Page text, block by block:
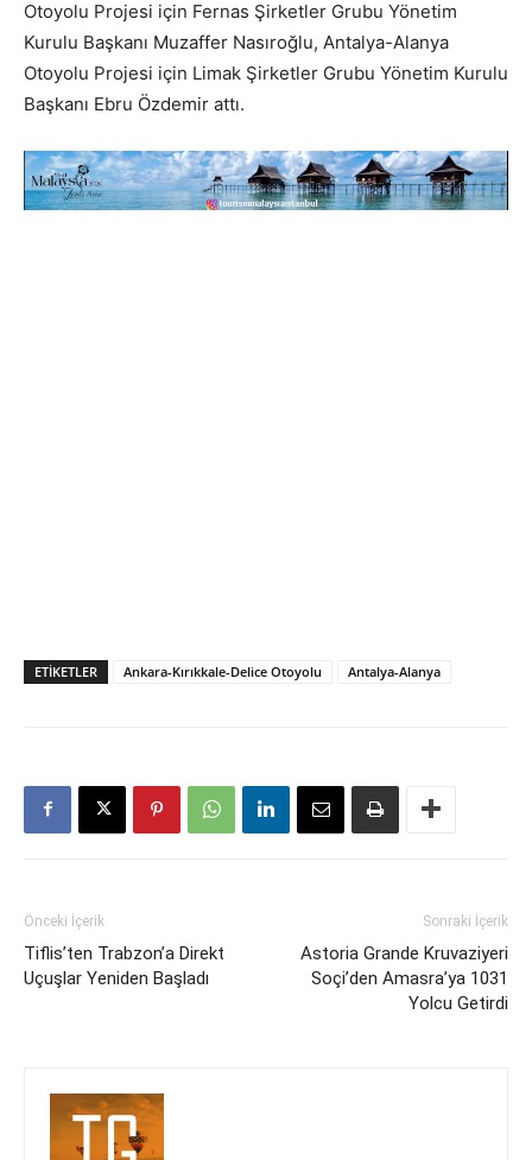
Otoyolu Projesi için Fernas Şirketler Grubu Yönetim
Kurulu Başkanı Muzaffer Nasıroğlu, Antalya-Alanya
Otoyolu Projesi için Limak Şirketler Grubu Yönetim Kurulu
Başkanı Ebru Özdemir attı.
ETIKETLER Ankara-Kırıkkale-Delice Otoyolu Antalya-Alanya
Önceki İçerik
Tiflis’ten Trabzon’a Direkt
Uçuşlar Yeniden Başladı
Sonraki İçerik
Astoria Grande Kruvaziyeri
Soçi’den Amasra’ya 1031
Yolcu Getirdi